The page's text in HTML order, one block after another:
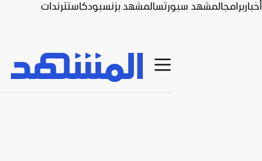
أخباربرامجالمشهد سبورتسالمشهد بزنسبودكاستترندات